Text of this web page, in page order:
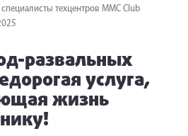
СЕРВИСЕ
УСЛУГИ
техцентров MMC Club
развальных
услуга,
жизнь